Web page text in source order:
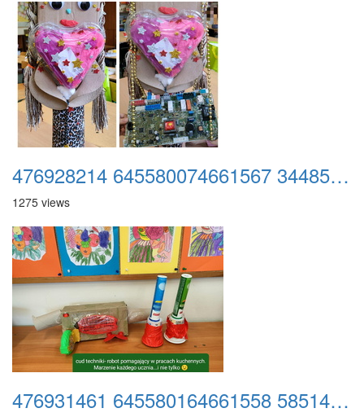
476928214 645580074661567 3448591486625403399 n
1275 views
476931461 645580164661558 5851474894937532192 n